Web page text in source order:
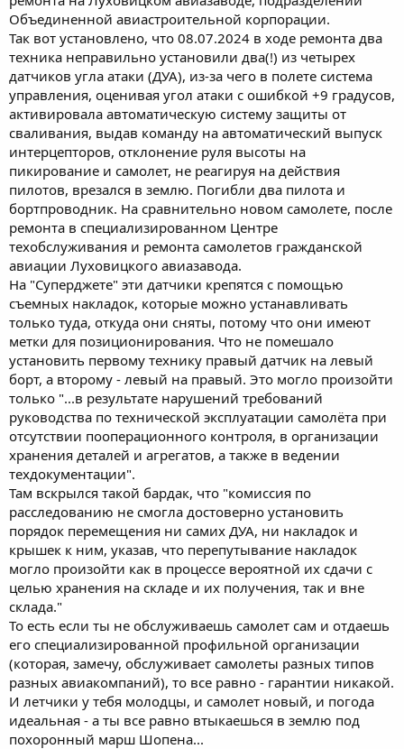
Объединенной авиастроительной корпорации.
Так вот установлено, что 08.07.2024 в ходе ремонта два
техника неправильно установили два(!) из четырех
датчиков угла атаки (ДУА), из-за чего в полете система
управления, оценивая угол атаки с ошибкой +9 градусов,
активировала автоматическую систему защиты от
сваливания, выдав команду на автоматический выпуск
интерцепторов, отклонение руля высоты на
пикирование и самолет, не реагируя на действия
пилотов, врезался в землю. Погибли два пилота и
бортпроводник. На сравнительно новом самолете, после
ремонта в специализированном Центре
техобслуживания и ремонта самолетов гражданской
авиации Луховицкого авиазавода.
На "Суперджете" эти датчики крепятся с помощью
съемных накладок, которые можно устанавливать
только туда, откуда они сняты, потому что они имеют
метки для позиционирования. Что не помешало
установить первому технику правый датчик на левый
борт, а второму - левый на правый. Это могло произойти
только "...в результате нарушений требований
руководства по технической эксплуатации самолёта при
отсутствии пооперационного контроля, в организации
хранения деталей и агрегатов, а также в ведении
техдокументации".
Там вскрылся такой бардак, что "комиссия по
расследованию не смогла достоверно установить
порядок перемещения ни самих ДУА, ни накладок и
крышек к ним, указав, что перепутывание накладок
могло произойти как в процессе вероятной их сдачи с
целью хранения на складе и их получения, так и вне
склада."
То есть если ты не обслуживаешь самолет сам и отдаешь
его специализированной профильной организации
(которая, замечу, обслуживает самолеты разных типов
разных авиакомпаний), то все равно - гарантии никакой.
И летчики у тебя молодцы, и самолет новый, и погода
идеальная - а ты все равно втыкаешься в землю под
похоронный марш Шопена...